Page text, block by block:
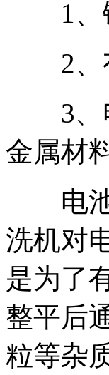
1、锂
2、有
3、电
金属材
电池
洗机对
是为了
整平后
粒等杂